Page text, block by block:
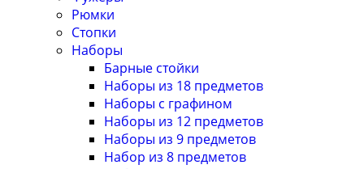
Рюмки
Стопки
Наборы
Барные стойки
Наборы из 18 предметов
Наборы с графином
Наборы из 12 предметов
Наборы из 9 предметов
Набор из 8 предметов